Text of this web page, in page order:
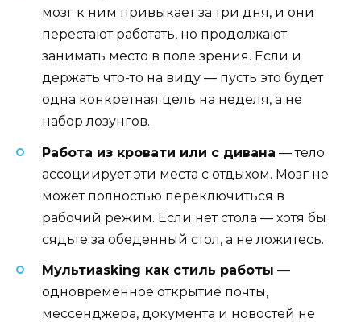
мозг к ним привыкает за три дня, и они
перестают работать, но продолжают
занимать место в поле зрения. Если и
держать что-то на виду — пусть это будет
одна конкретная цель на неделя, а не
набор лозунгов.
Работа из кровати или с дивана — тело
ассоциирует эти места с отдыхом. Мозг не
может полностью переключиться в
рабочий режим. Если нет стола — хотя бы
сядьте за обеденный стол, а не ложитесь.
Мультиasking как стиль работы —
одновременное открытие почты,
мессенджера, документа и новостей не